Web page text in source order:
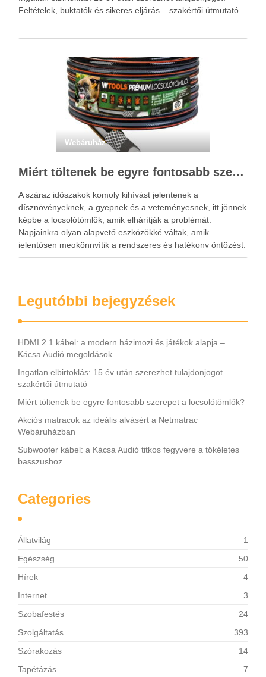
Feltételek, buktatók és sikeres eljárás – szakértői útmutató.
Webáruház
Miért töltenek be egyre fontosabb szerepet a locsolótömlők?
A száraz időszakok komoly kihívást jelentenek a
dísznövényeknek, a gyepnek és a veteményesnek, itt jönnek
képbe a locsolótömlők, amik elhárítják a problémát.
Napjainkra olyan alapvető eszközökké váltak, amik
jelentősen megkönnyítik a rendszeres és hatékony öntözést.
A megfelelő vízellátás nemcsak a növények fejlődésére van
Legutóbbi bejegyzések
HDMI 2.1 kábel: a modern házimozi és játékok alapja –
Kácsa Audió megoldások
Ingatlan elbirtoklás: 15 év után szerezhet tulajdonjogot –
szakértői útmutató
Miért töltenek be egyre fontosabb szerepet a locsolótömlők?
Akciós matracok az ideális alvásért a Netmatrac
Webáruházban
Subwoofer kábel: a Kácsa Audió titkos fegyvere a tökéletes
basszushoz
Categories
Állatvilág
1
Egészség
50
Hírek
4
Internet
3
Szobafestés
24
Szolgáltatás
393
Szórakozás
14
Tapétázás
7